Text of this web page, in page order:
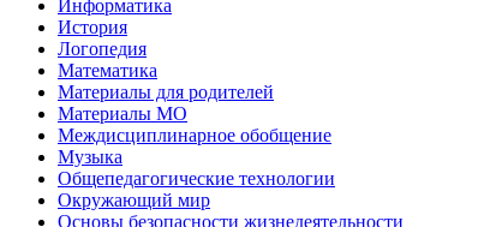
Информатика
История
Логопедия
Математика
Материалы для родителей
Материалы МО
Междисциплинарное обобщение
Музыка
Общепедагогические технологии
Окружающий мир
Основы безопасности жизнедеятельности